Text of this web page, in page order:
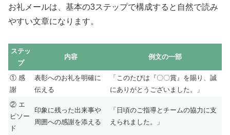
お礼メールは、基本の3ステップで構成すると自然で読み
やすい文章になります。
ステッ
プ
内容 例文の一部
① 感
謝
表彰へのお礼を明確に
伝える
「このたびは『〇〇賞』を賜り、誠
にありがとうございました。」
② エ
ピソー
ド
印象に残った出来事や
周囲への感謝を添える
「日頃のご指導とチームの協力に支
えられました。」